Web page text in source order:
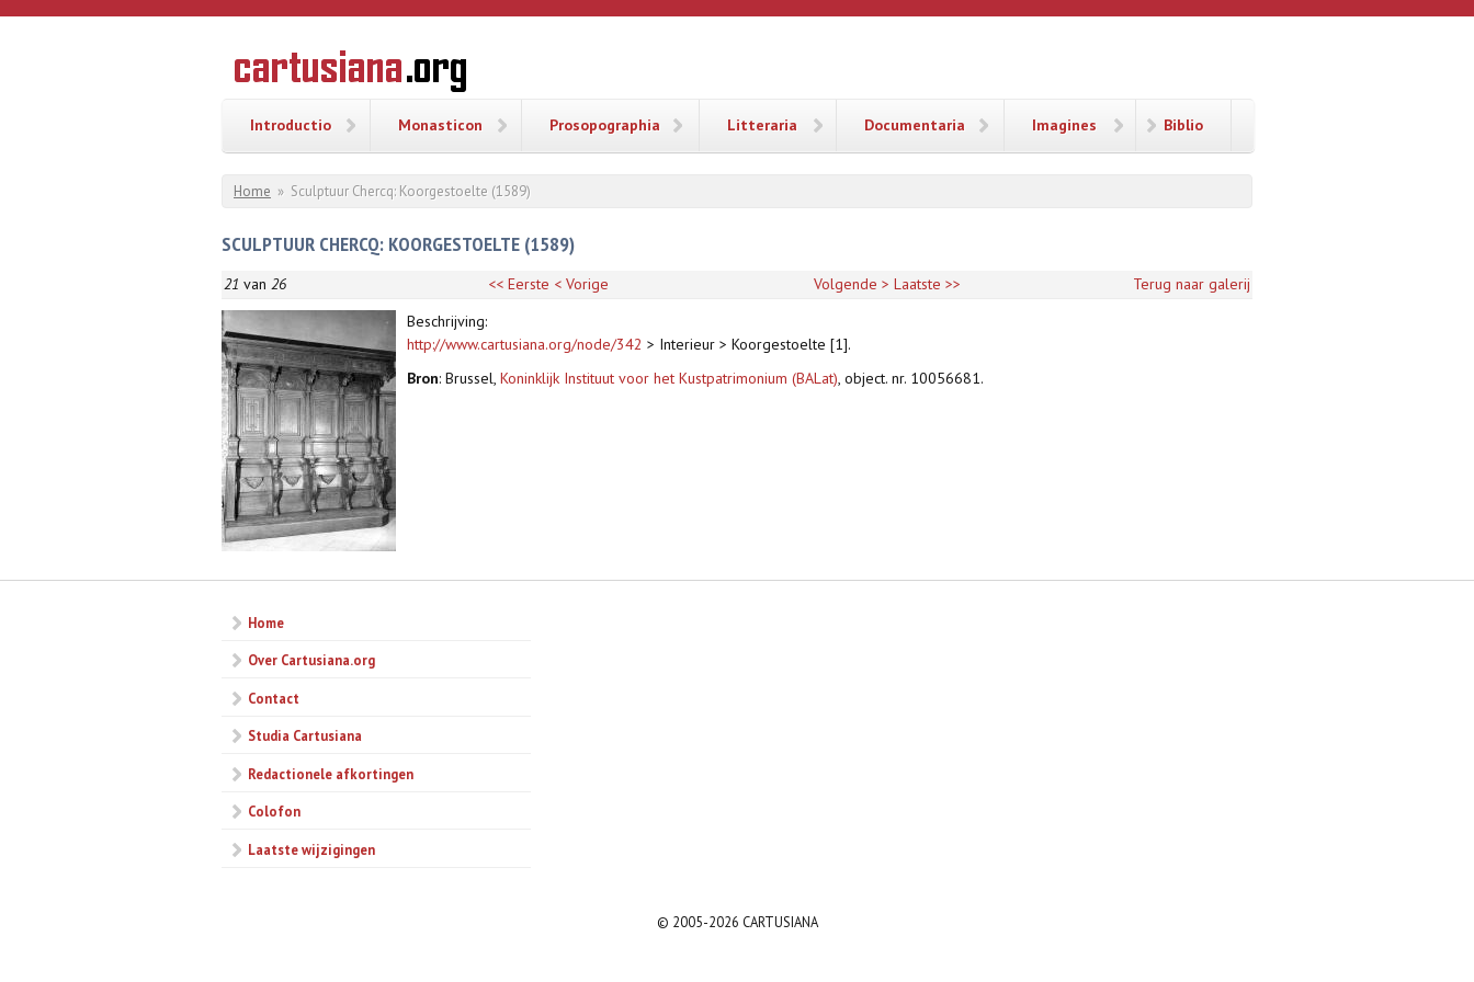
Overslaan en naar de inhoud gaan
CARTUSIANA
Geschiedenis
van de
Introductio Monasticon Prosopographia Litteraria Documentaria Imagines Biblio
U bent hier
Home » Sculptuur Chercq: Koorgestoelte (1589)
SCULPTUUR CHERCQ: KOORGESTOELTE (1589)
21 van 26 << Eerste < Vorige Volgende > Laatste >>
Terug naar galerij
Beschrijving:
http://www.cartusiana.org/node/342 > Interieur > Koorgestoelte [1].
Bron: Brussel, Koninklijk Instituut voor het Kustpatrimonium (BALat), object. nr. 10056681.
Home
Over Cartusiana.org
Contact
Studia Cartusiana
Redactionele afkortingen
Colofon
Laatste wijzigingen
© 2005-2026 CARTUSIANA